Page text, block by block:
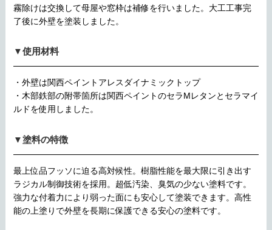
霧除けは交換して母屋や窓枠は補修を行いました。大工工事完
了後に外壁を塗装しました。
▼使用材料
・外壁は関西ペイントアレスダイナミックトップ
・木部鉄部の附帯箇所は関西ペイントのセラMレタンとセラマイ
ルドを使用しました。
▼塗料の特徴
最上位品フッソに迫る高対候性。樹脂性能を最大限に引き出す
ラジカル制御技術を採用。超低汚染、臭気の少ない塗料です。
強力な付着力により弱った面にも安心して塗装できます。高性
能の上塗りで外壁を長期に保護できる安心の塗料です。